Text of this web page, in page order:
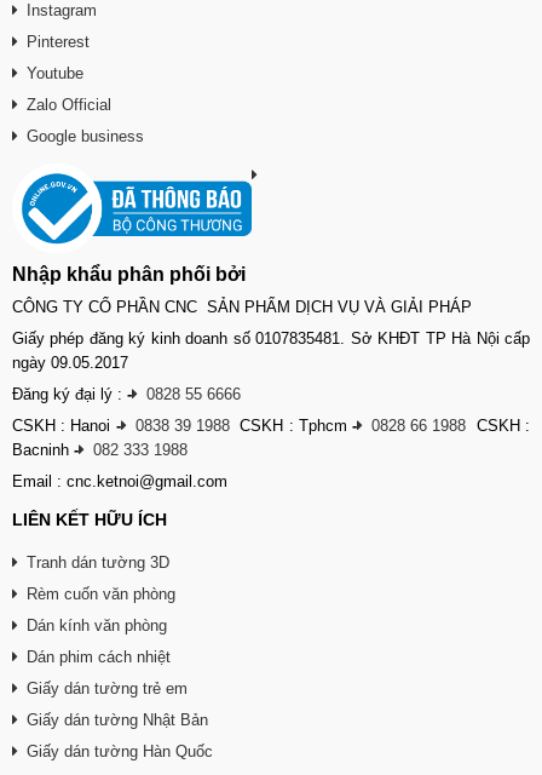
Instagram
Pinterest
Youtube
Zalo Official
Google business
Nhập khẩu phân phối bởi
CÔNG TY CỔ PHẦN CNC SẢN PHẨM DỊCH VỤ VÀ GIẢI PHÁP
Giấy phép đăng ký kinh doanh số 0107835481. Sở KHĐT TP Hà Nội cấp
ngày 09.05.2017
Đăng ký đại lý : -
0828 55 6666
CSKH : Hanoi - 0838 39 1988 CSKH : Tphcm- 0828 66 1988 CSKH :
Bacninh -
082 333 1988
Email : cnc.ketnoi@gmail.com
LIÊN KẾT HỮU ÍCH
Tranh dán tường 3D
Rèm cuốn văn phòng
Dán kính văn phòng
Dán phim cách nhiệt
Giấy dán tường trẻ em
Giấy dán tường Nhật Bản
Giấy dán tường Hàn Quốc